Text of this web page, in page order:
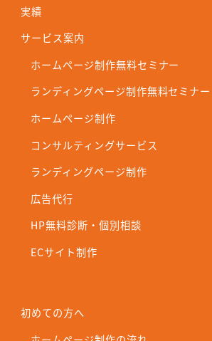
実績
サービス案内
ホームページ制作無料セミナー
ランディングページ制作無料セミナー
ホームページ制作
コンサルティングサービス
ランディングページ制作
広告代行
HP無料診断・個別相談
ECサイト制作
初めての方へ